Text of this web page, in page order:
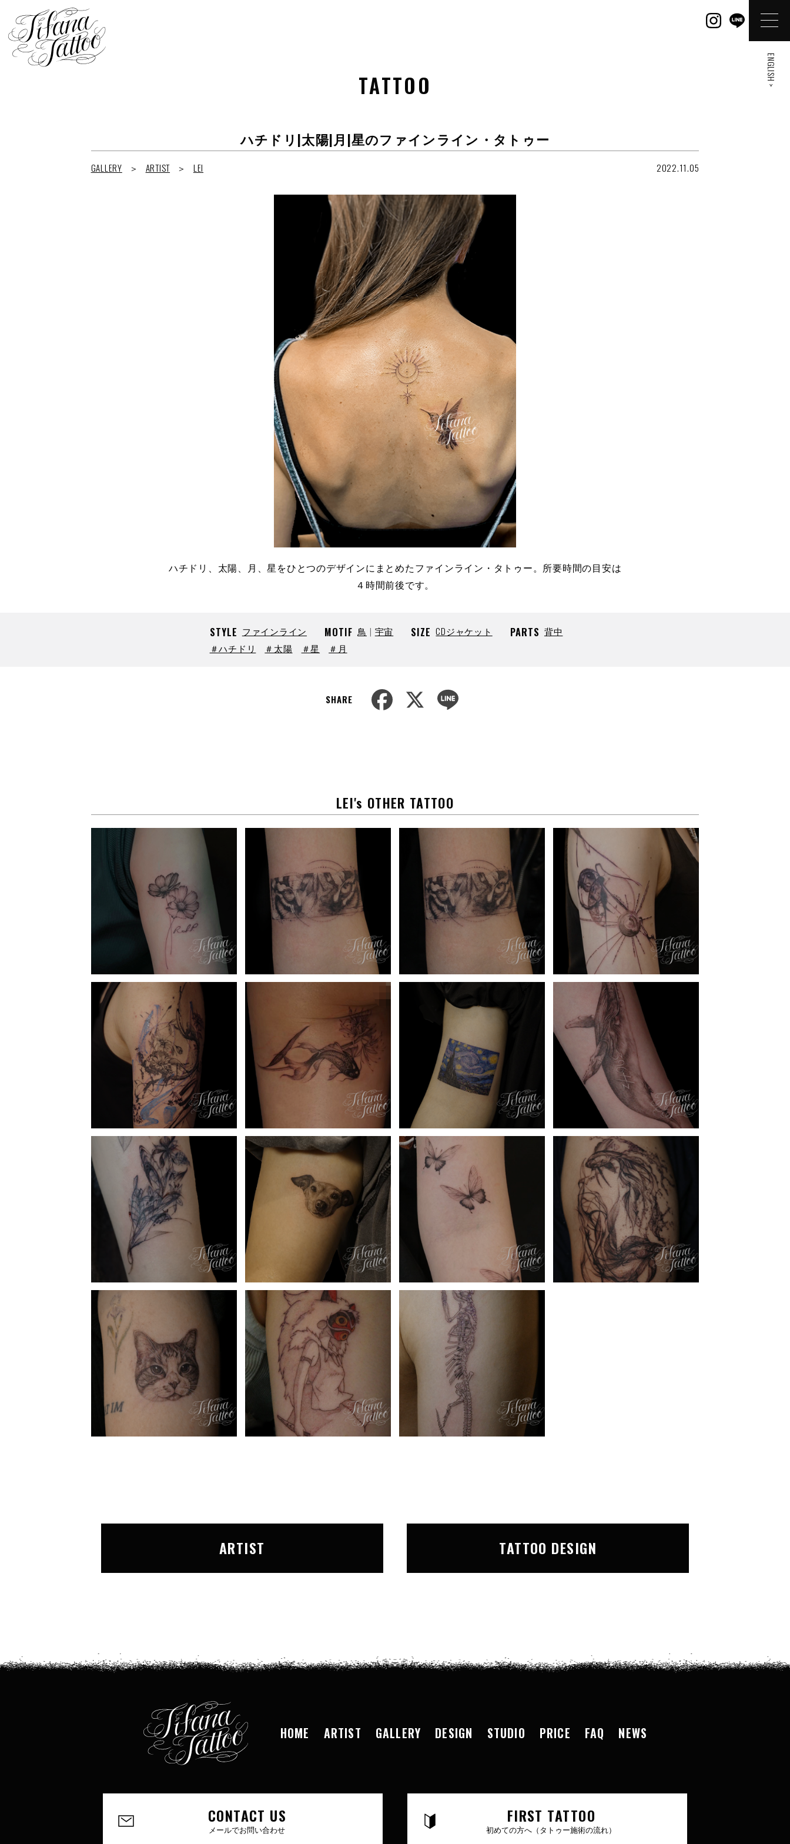
TATTOO
ハチドリ|太陽|月|星のファインライン・タトゥー
GALLERY ARTIST LEI 2022.11.05
ハチドリ、太陽、月、星をひとつのデザインにまとめたファインライン・タトゥー。所要時間の目安は
４時間前後です。
STYLE ファインライン MOTIF 鳥 宇宙 SIZE CDジャケット PARTS 背中
＃ハチドリ
＃太陽 ＃星 ＃月
SHARE
LEI's OTHER TATTOO
ARTIST TATTOO DESIGN
HOME ARTIST GALLERY DESIGN STUDIO PRICE FAQ NEWS
CONTACT US
メールでお問い合わせ
FIRST TATTOO
初めての方へ（タトゥー施術の流れ）
ENGLISH >